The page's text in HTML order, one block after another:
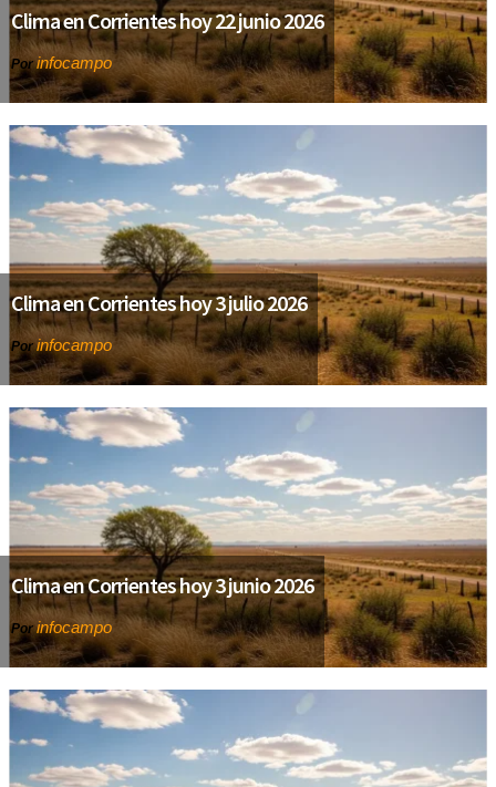
Clima en Corrientes hoy 22 junio 2026
Porinfocampo
Clima en Corrientes hoy 3 julio 2026
Porinfocampo
Clima en Corrientes hoy 3 junio 2026
Porinfocampo